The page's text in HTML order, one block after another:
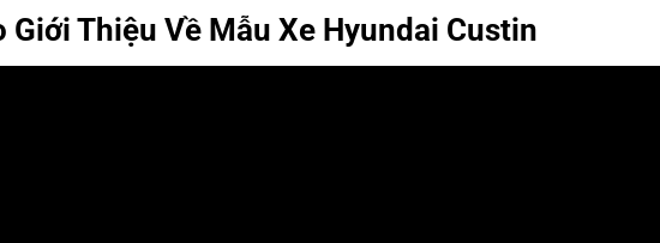
Giới Thiệu Về Mẫu Xe Hyundai Custin